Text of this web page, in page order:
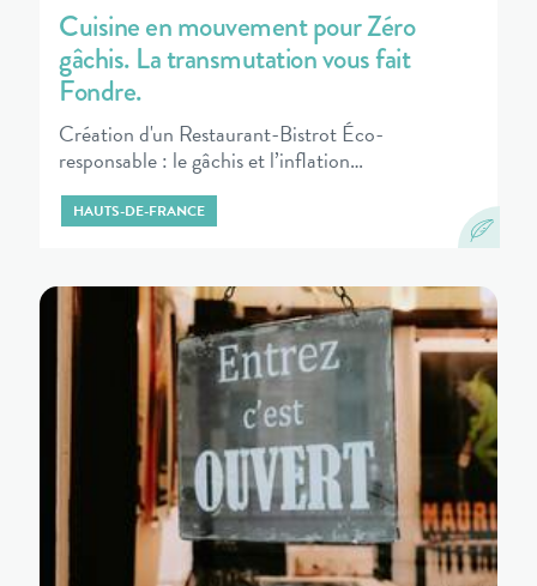
Cuisine en mouvement pour Zéro
gâchis. La transmutation vous fait
Fondre.
Création d'un Restaurant-Bistrot Éco-
responsable : le gâchis et l’inflation…
HAUTS-DE-FRANCE